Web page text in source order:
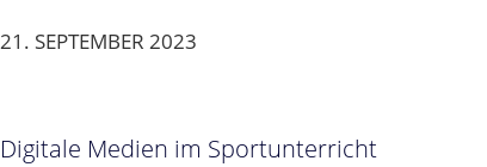
21. SEPTEMBER 2023
Digitale Medien im Sportunterricht